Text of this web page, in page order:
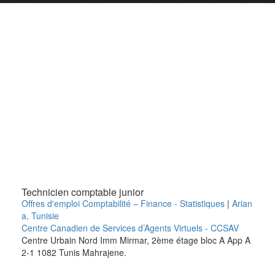
Technicien comptable junior
Offres d'emploi Comptabilité – Finance - Statistiques | Arian
a, Tunisie
Centre Canadien de Services d’Agents Virtuels - CCSAV
Centre Urbain Nord Imm Mirmar, 2ème étage bloc A App A
2-1 1082 Tunis Mahrajene.